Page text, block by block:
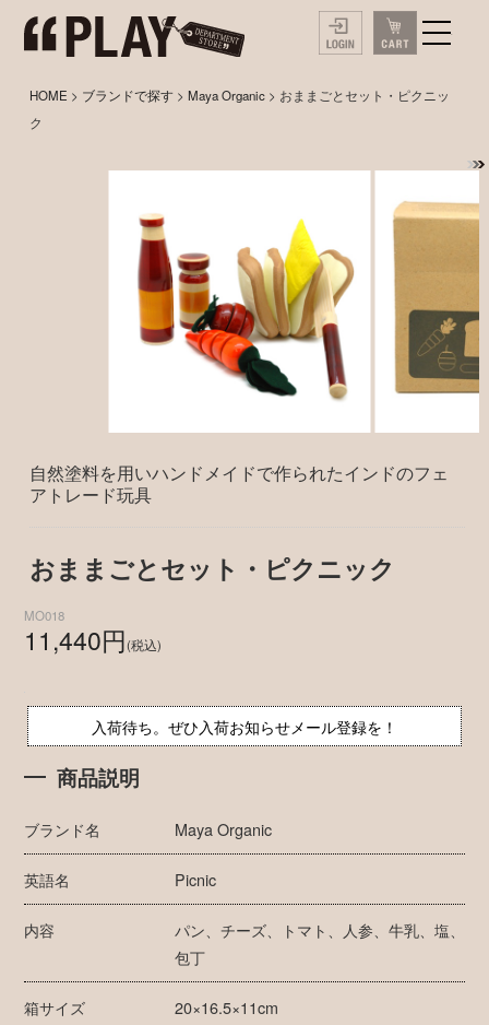
HOME > ブランドで探す >Maya Organic > おままごとセット・ピクニッ
ク
自然塗料を用いハンドメイドで作られたインドのフェ
アトレード玩具
おままごとセット・ピクニック
MO018
11,440円(税込)
入荷待ち。ぜひ入荷お知らせメール登録を！
商品説明
ブランド名 Maya Organic
英語名 Picnic
内容
パン、チーズ、トマト、人参、牛乳、塩、
包丁
箱サイズ 20×16.5×11cm